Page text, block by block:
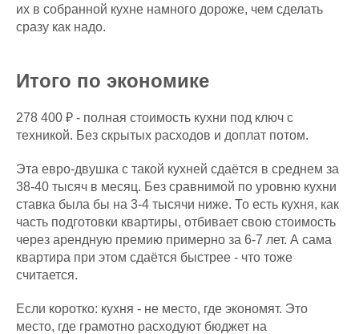
их в собранной кухне намного дороже, чем сделать
сразу как надо.
Итого по экономике
278 400 ₽ - полная стоимость кухни под ключ с
техникой. Без скрытых расходов и доплат потом.
Эта евро-двушка с такой кухней сдаётся в среднем за
38-40 тысяч в месяц. Без сравнимой по уровню кухни
ставка была бы на 3-4 тысячи ниже. То есть кухня, как
часть подготовки квартиры, отбивает свою стоимость
через арендную премию примерно за 6-7 лет. А сама
квартира при этом сдаётся быстрее - что тоже
считается.
Если коротко: кухня - не место, где экономят. Это
место, где грамотно расходуют бюджет на